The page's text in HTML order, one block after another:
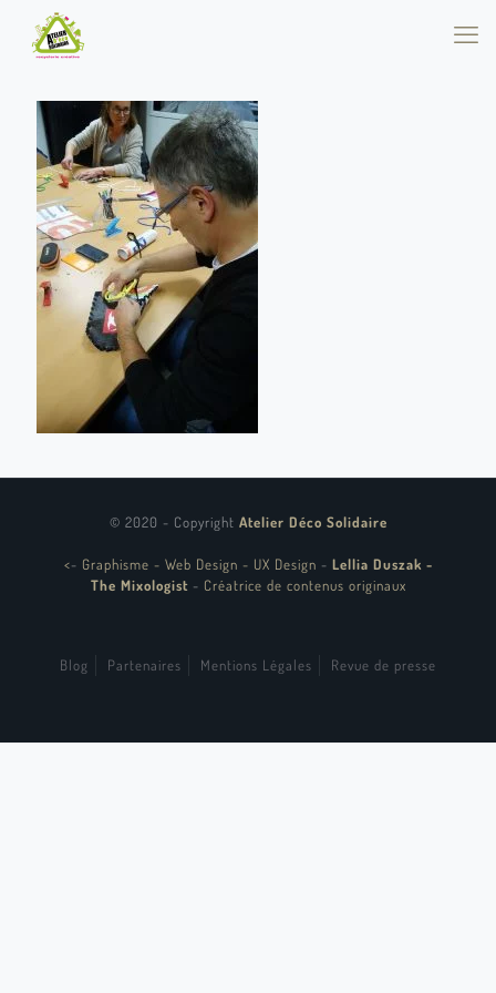
© 2020 - Copyright Atelier Déco Solidaire
<- Graphisme - Web Design - UX Design - Lellia Duszak -
The Mixologist - Créatrice de contenus originaux
Blog Partenaires Mentions Légales Revue de presse